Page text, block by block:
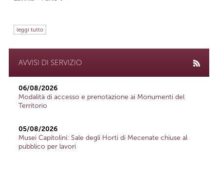
leggi tutto
AVVISI DI SERVIZIO
06/08/2026
Modalità di accesso e prenotazione ai Monumenti del
Territorio
05/08/2026
Musei Capitolini: Sale degli Horti di Mecenate chiuse al
pubblico per lavori